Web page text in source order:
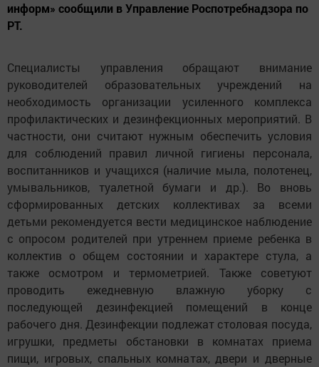
информ» сообщили в Управление Роспотребнадзора по
РТ.
Специалисты управления обращают внимание
руководителей образовательных учреждений на
необходимость организации усиленного комплекса
профилактических и дезинфекционных мероприятий. В
частности, они считают нужным обеспечить условия
для соблюдений правил личной гигиены персонала,
воспитанников и учащихся (наличие мыла, полотенец,
умывальников, туалетной бумаги и др.). Во вновь
сформированных детских коллективах за всеми
детьми рекомендуется вести медицинское наблюдение
с опросом родителей при утреннем приеме ребенка в
коллектив о общем состоянии и характере стула, а
также осмотром и термометрией. Также советуют
проводить ежедневную влажную уборку с
последующей дезинфекцией помещений в конце
рабочего дня. Дезинфекции подлежат столовая посуда,
игрушки, предметы обстановки в комнатах приема
пищи, игровых, спальных комнатах, двери и дверные